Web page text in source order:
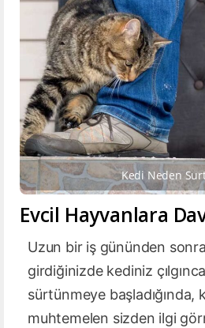
Kedi Neden
Evcil Hayvanlara
Uzun bir iş gününden
girdiğinizde kediniz
sürtünmeye başladığında,
muhtemelen sizden ilgi